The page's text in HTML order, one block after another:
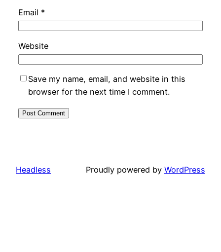
Email *
Website
Save my name, email, and website in this
browser for the next time I comment.
Headless Proudly powered by WordPress